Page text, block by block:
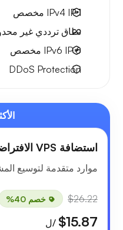
1 IPv4 IP مخصص
نطاق ترددي غير
6 IPv6 IP مخصص
DDoS Protection
استضافة VPS الافتراضية الاحترافية
موارد متقدمة لتوسيع
$26.22 خصم 40%
$15.87 /ل